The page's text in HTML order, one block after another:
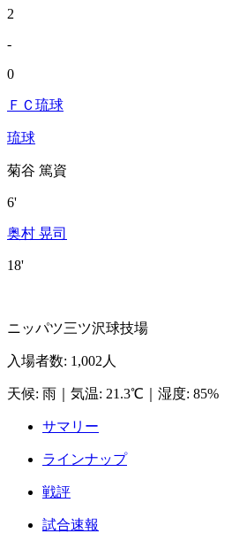
2
-
0
ＦＣ琉球
琉球
菊谷 篤資
6'
奥村 晃司
18'
ニッパツ三ツ沢球技場
入場者数: 1,002人
天候: 雨 気温: 21.3℃ 湿度: 85%
サマリー
ラインナップ
戦評
試合速報